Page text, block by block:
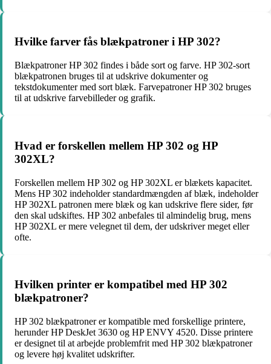
Hvilke farver fås blækpatroner i HP 302?
Blækpatroner HP 302 findes i både sort og farve. HP 302-sort
blækpatronen bruges til at udskrive dokumenter og
tekstdokumenter med sort blæk. Farvepatroner HP 302 bruges
til at udskrive farvebilleder og grafik.
Hvad er forskellen mellem HP 302 og HP
302XL?
Forskellen mellem HP 302 og HP 302XL er blækets kapacitet.
Mens HP 302 indeholder standardmængden af blæk, indeholder
HP 302XL patronen mere blæk og kan udskrive flere sider, før
den skal udskiftes. HP 302 anbefales til almindelig brug, mens
HP 302XL er mere velegnet til dem, der udskriver meget eller
ofte.
Hvilken printer er kompatibel med HP 302
blækpatroner?
HP 302 blækpatroner er kompatible med forskellige printere,
herunder HP DeskJet 3630 og HP ENVY 4520. Disse printere
er designet til at arbejde problemfrit med HP 302 blækpatroner
og levere høj kvalitet udskrifter.